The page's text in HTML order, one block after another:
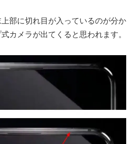
部に切れ目が入っているのが分か
カメラが出てくると思われます。